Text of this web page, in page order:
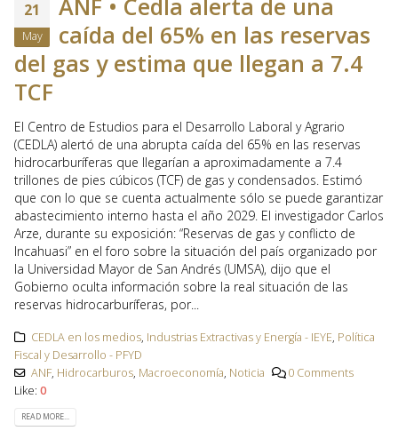
21
May
ANF • Cedla alerta de una
caída del 65% en las reservas
del gas y estima que llegan a 7.4
TCF
El Centro de Estudios para el Desarrollo Laboral y Agrario
(CEDLA) alertó de una abrupta caída del 65% en las reservas
hidrocarburíferas que llegarían a aproximadamente a 7.4
trillones de pies cúbicos (TCF) de gas y condensados. Estimó
que con lo que se cuenta actualmente sólo se puede garantizar
abastecimiento interno hasta el año 2029. El investigador Carlos
Arze, durante su exposición: “Reservas de gas y conflicto de
Incahuasi” en el foro sobre la situación del país organizado por
la Universidad Mayor de San Andrés (UMSA), dijo que el
Gobierno oculta información sobre la real situación de las
reservas hidrocarburíferas, por...
CEDLA en los medios, Industrias Extractivas y Energía - IEYE, Política
Fiscal y Desarrollo - PFYD
ANF, Hidrocarburos, Macroeconomía, Noticia
0 Comments
Like: 0
READ MORE...